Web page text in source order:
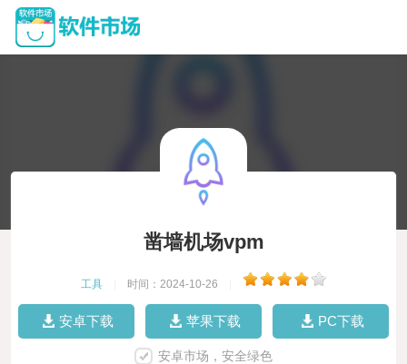
凿墙机场vpm
工具 时间：2024-10-26
安卓下载 苹果下载 PC下载
安卓市场，安全绿色